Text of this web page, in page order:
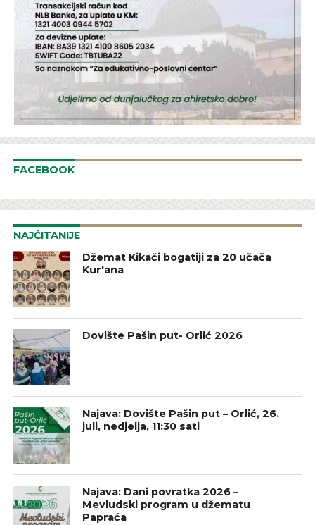
FACEBOOK
NAJČITANIJE
Džemat Kikači bogatiji za 20 učača
Kur'ana
Dovište Pašin put- Orlić 2026
Najava: Dovište Pašin put – Orlić, 26.
juli, nedjelja, 11:30 sati
Najava: Dani povratka 2026 –
Mevludski program u džematu
Papraća